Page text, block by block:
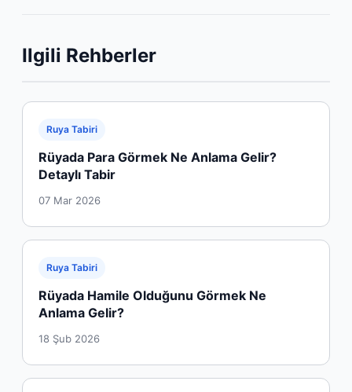
Ilgili Rehberler
Ruya Tabiri
Rüyada Para Görmek Ne Anlama Gelir?
Detaylı Tabir
07 Mar 2026
Ruya Tabiri
Rüyada Hamile Olduğunu Görmek Ne
Anlama Gelir?
18 Şub 2026